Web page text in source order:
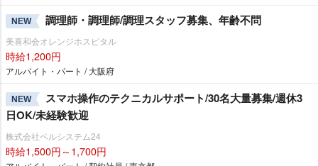
NEW 調理師・調理師/調理スタッフ募集、年齢不問
美喜和会オレンジホスピタル
時給1,200円
アルバイト・パート / 大阪府
NEW
スマホ操作のテクニカルサポート/30名大量募集/週休3
日OK/未経験歓迎
株式会社ベルシステム24
時給1,500円～1,700円